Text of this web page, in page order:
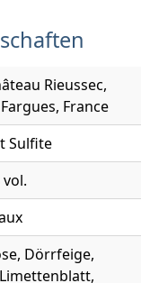
Rieussec,
France
Sulfite
vol.
Dörrfeige,